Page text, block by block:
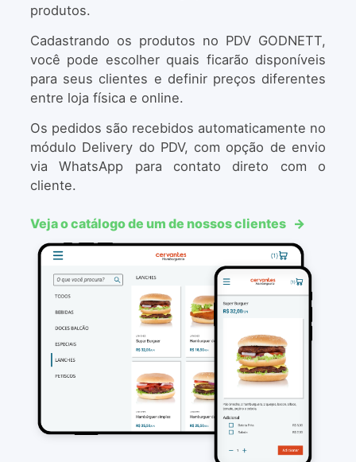
produtos.
Cadastrando os produtos no PDV GODNETT,
você pode escolher quais ficarão disponíveis
para seus clientes e definir preços diferentes
entre loja física e online.
Os pedidos são recebidos automaticamente no
módulo Delivery do PDV, com opção de envio
via WhatsApp para contato direto com o
cliente.
Veja o catálogo de um de nossos clientes →